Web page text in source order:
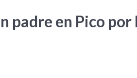
padre en Pico por